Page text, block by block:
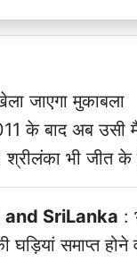
जाएगा मुकाबला
के बाद अब उसी
श्रीलंका भी जीत के
SriLanka :
समाप्त होने